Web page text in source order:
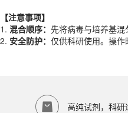
产品规格
货期
现货
规格
1ml、1ml×5管
4℃保存，有效期12个月；-20℃
【注意事项】
1. 混合顺序： 先将病毒与培养基
2. 安全防护： 仅供科研使用。操作
高纯试剂，科研